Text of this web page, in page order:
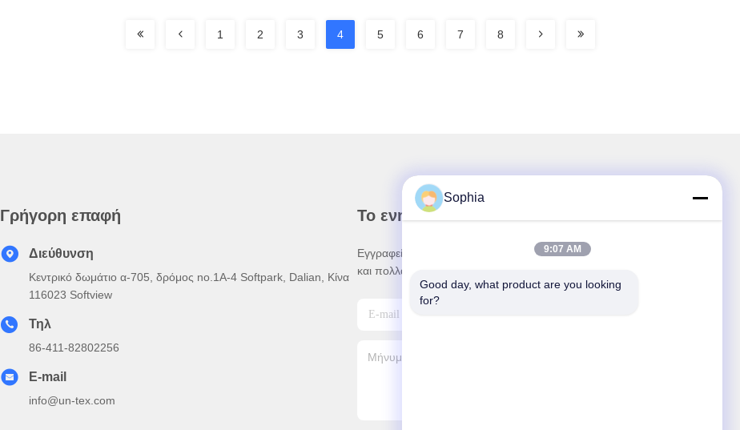
1 2 3 4 5 6 7 8
Γρήγορη επαφή
Διεύθυνση
Κεντρικό δωμάτιο α-705, δρόμος no.1A-4 Softpark, Dalian, Κίνα
116023 Softview
Τηλ
86-411-82802256
E-mail
info@un-tex.com
Το ενημερωτικό μας δελτίο
Εγγραφείτε στο ενημερωτικό μας δελτίο για εκπτώσεις
και πολλά άλλα.
Sophia
9:07 AM
Good day, what product are you looking
for?